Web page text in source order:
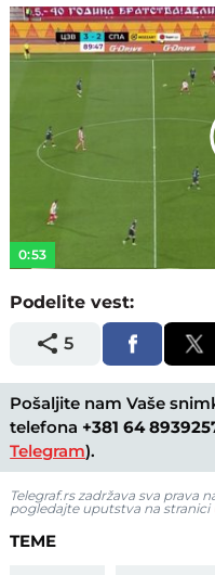
0:53
Podelite vest:
5
Pošaljite nam Vaše
telefona +381 64
Telegram).
Telegraf.rs zadržava sva prava
pogledajte uputstva na stranici
TEME